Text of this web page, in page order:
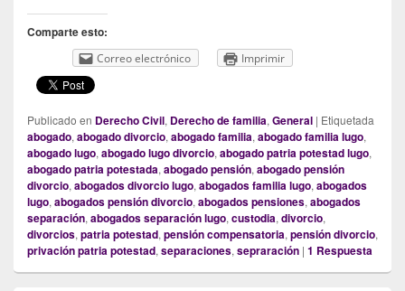
Comparte esto:
Correo electrónico Imprimir
Publicado en Derecho Civil, Derecho de familia, General | Etiquetada
abogado, abogado divorcio, abogado familia, abogado familia lugo,
abogado lugo, abogado lugo divorcio, abogado patria potestad lugo,
abogado patria potestada, abogado pensión, abogado pensión
divorcio, abogados divorcio lugo, abogados familia lugo, abogados
lugo, abogados pensión divorcio, abogados pensiones, abogados
separación, abogados separación lugo, custodia, divorcio,
divorcios, patria potestad, pensión compensatoria, pensión divorcio,
privación patria potestad, separaciones, sepraración | 1 Respuesta